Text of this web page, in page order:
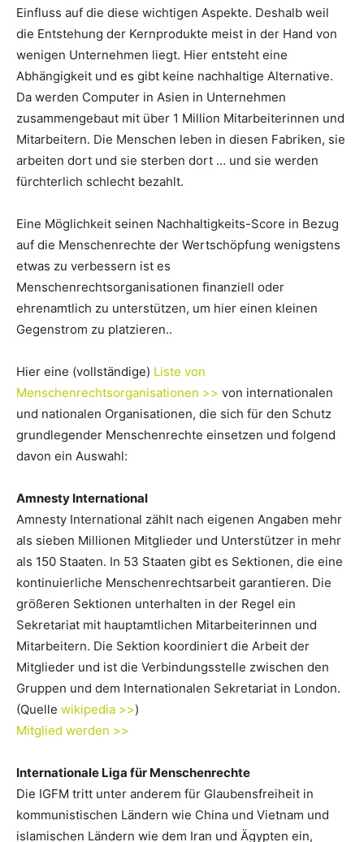
Einfluss auf die diese wichtigen Aspekte. Deshalb weil
die Entstehung der Kernprodukte meist in der Hand von
wenigen Unternehmen liegt. Hier entsteht eine
Abhängigkeit und es gibt keine nachhaltige Alternative.
Da werden Computer in Asien in Unternehmen
zusammengebaut mit über 1 Million Mitarbeiterinnen und
Mitarbeitern. Die Menschen leben in diesen Fabriken, sie
arbeiten dort und sie sterben dort … und sie werden
fürchterlich schlecht bezahlt.
Eine Möglichkeit seinen Nachhaltigkeits-Score in Bezug
auf die Menschenrechte der Wertschöpfung wenigstens
etwas zu verbessern ist es
Menschenrechtsorganisationen finanziell oder
ehrenamtlich zu unterstützen, um hier einen kleinen
Gegenstrom zu platzieren..
Hier eine (vollständige) Liste von
Menschenrechtsorganisationen >> von internationalen
und nationalen Organisationen, die sich für den Schutz
grundlegender Menschenrechte einsetzen und folgend
davon ein Auswahl:
Amnesty International
Amnesty International zählt nach eigenen Angaben mehr
als sieben Millionen Mitglieder und Unterstützer in mehr
als 150 Staaten. In 53 Staaten gibt es Sektionen, die eine
kontinuierliche Menschenrechtsarbeit garantieren. Die
größeren Sektionen unterhalten in der Regel ein
Sekretariat mit hauptamtlichen Mitarbeiterinnen und
Mitarbeitern. Die Sektion koordiniert die Arbeit der
Mitglieder und ist die Verbindungsstelle zwischen den
Gruppen und dem Internationalen Sekretariat in London.
(Quelle wikipedia >>)
Mitglied werden >>
Internationale Liga für Menschenrechte
Die IGFM tritt unter anderem für Glaubensfreiheit in
kommunistischen Ländern wie China und Vietnam und
islamischen Ländern wie dem Iran und Ägypten ein,